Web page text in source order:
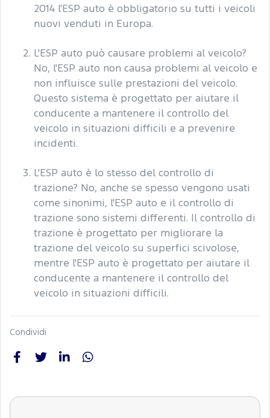
2014 l'ESP auto è obbligatorio su tutti i veicoli
nuovi venduti in Europa.
L'ESP auto può causare problemi al veicolo?
No, l'ESP auto non causa problemi al veicolo e
non influisce sulle prestazioni del veicolo.
Questo sistema è progettato per aiutare il
conducente a mantenere il controllo del
veicolo in situazioni difficili e a prevenire
incidenti.
L'ESP auto è lo stesso del controllo di
trazione? No, anche se spesso vengono usati
come sinonimi, l'ESP auto e il controllo di
trazione sono sistemi differenti. Il controllo di
trazione è progettato per migliorare la
trazione del veicolo su superfici scivolose,
mentre l'ESP auto è progettato per aiutare il
conducente a mantenere il controllo del
veicolo in situazioni difficili.
Condividi